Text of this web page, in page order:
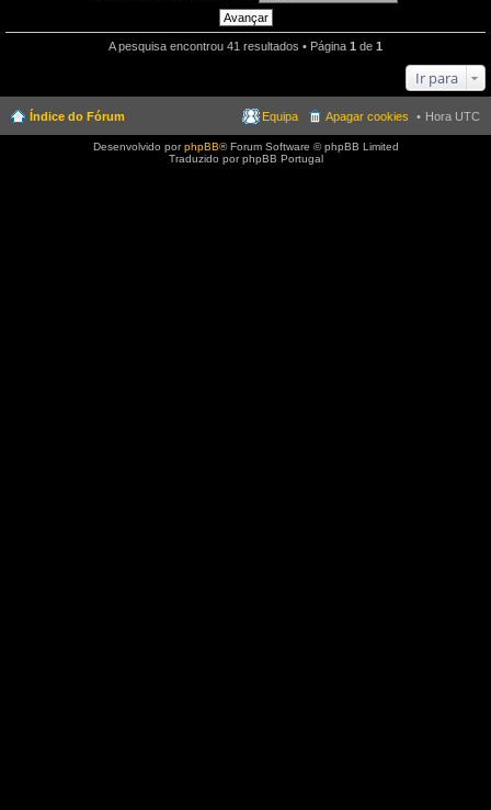
m
a
ç
ã
o
A pesquisa encontrou 41 resultados • Página 1 de 1
Ir para
Índice do Fórum Hora UTC
Apagar cookies
Equipa
Desenvolvido porphpBB® Forum Software © phpBB Limited
Traduzido por phpBB Portugal